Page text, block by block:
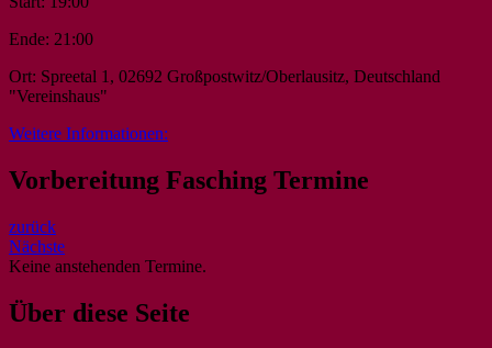
Ende: 21:00
Ort: Spreetal 1, 02692 Großpostwitz/Oberlausitz, Deutschland
"Vereinshaus"
Weitere Informationen:
Vorbereitung Fasching Termine
zurück
Nächste
Keine anstehenden Termine.
Über diese Seite